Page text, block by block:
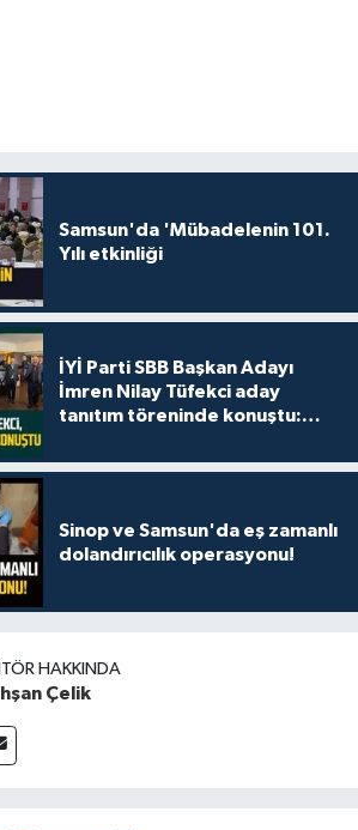
Samsun'da 'Mübadelenin 101.
Yılı etkinliği
İYİ Parti SBB Başkan Adayı
İmren Nilay Tüfekci aday
tanıtım töreninde konuştu:
Sinop ve Samsun'da eş zamanlı
dolandırıcılık operasyonu!
HAKKINDA
Çelik